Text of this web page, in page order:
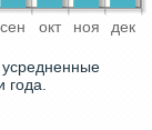
сен окт ноя дек